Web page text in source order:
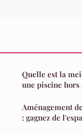
Quelle est la
une piscine
Aménagement
: gagnez de